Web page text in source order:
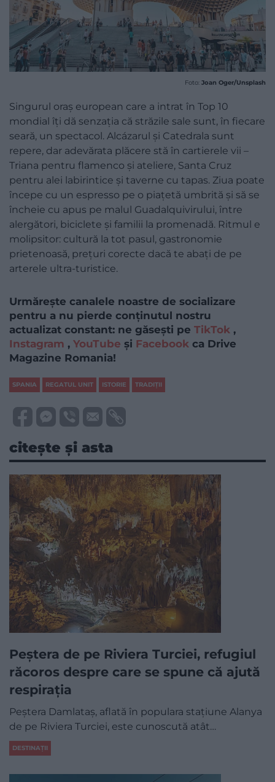
Foto: Joan Oger/Unsplash
Singurul oraș european care a intrat în Top 10
mondial îți dă senzația că străzile sale sunt, în fiecare
seară, un spectacol. Alcázarul și Catedrala sunt
repere, dar adevărata plăcere stă în cartierele vii –
Triana pentru flamenco și ateliere, Santa Cruz
pentru alei labirintice și taverne cu tapas. Ziua poate
începe cu un espresso pe o piațetă umbrită și să se
încheie cu apus pe malul Guadalquivirului, între
alergători, biciclete și familii la promenadă. Ritmul e
molipsitor: cultură la tot pasul, gastronomie
prietenoasă, prețuri corecte dacă te abați de pe
arterele ultra-turistice.
Urmărește canalele noastre de socializare
pentru a nu pierde conținutul nostru
actualizat constant: ne găsești pe TikTok ,
Instagram , YouTube și Facebook ca Drive
Magazine Romania!
SPANIA REGATUL UNIT ISTORIE TRADIŢII
citește și asta
Peștera de pe Riviera Turciei, refugiul
răcoros despre care se spune că ajută
respirația
Peștera Damlataș, aflată în populara stațiune Alanya
de pe Riviera Turciei, este cunoscută atât…
DESTINAȚII